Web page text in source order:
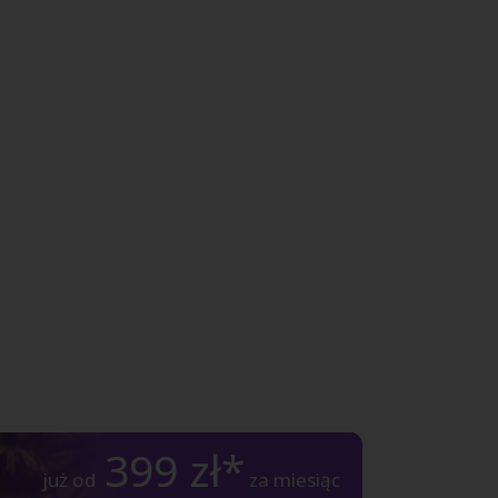
już od 399 zł* za miesiąc